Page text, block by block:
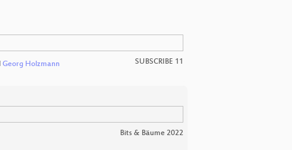
Georg Holzmann SUBSCRIBE 11
Bits & Bäume 2022